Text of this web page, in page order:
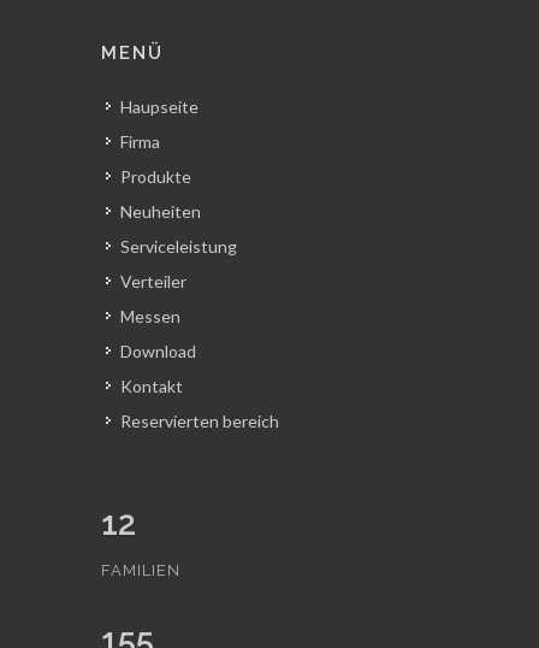
MENÜ
Haupseite
Firma
Produkte
Neuheiten
Serviceleistung
Verteiler
Messen
Download
Kontakt
Reservierten bereich
12
FAMILIEN
155